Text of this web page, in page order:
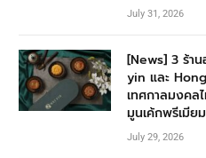
July 31, 2026
[News] 3 ร้า
yin และ
เทศกาลมงค
มูนเค้กพรีเมียม
July 29, 2026